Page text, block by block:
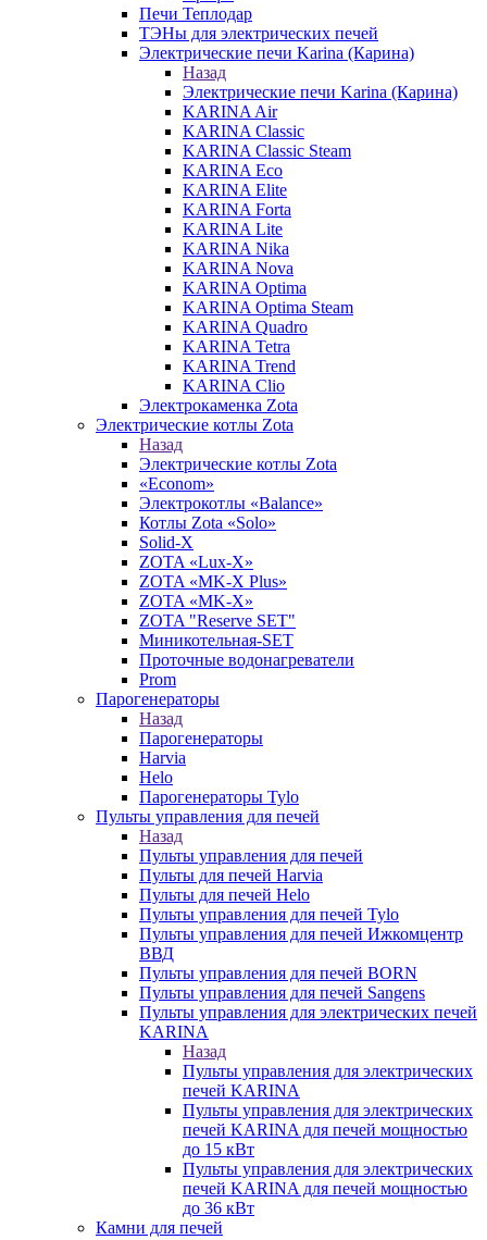
Печи Теплодар
ТЭНы для электрических печей
Электрические печи Karina (Карина)
Назад
Электрические печи Karina (Карина)
KARINA Air
KARINA Classic
KARINA Classic Steam
KARINA Eco
KARINA Elite
KARINA Forta
KARINA Lite
KARINA Nika
KARINA Nova
KARINA Optima
KARINA Optima Steam
KARINA Quadro
KARINA Tetra
KARINA Trend
KARINA Clio
Электрокаменка Zota
Электрические котлы Zota
Назад
Электрические котлы Zota
«Econom»
Электрокотлы «Balance»
Котлы Zota «Solo»
Solid-X
ZOTA «Lux-X»
ZOTA «MK-X Plus»
ZOTA «MK-X»
ZOTA "Reserve SET"
Миникотельная-SET
Проточные водонагреватели
Prom
Парогенераторы
Назад
Парогенераторы
Harvia
Helo
Парогенераторы Tylo
Пульты управления для печей
Назад
Пульты управления для печей
Пульты для печей Harvia
Пульты для печей Helo
Пульты управления для печей Tylo
Пульты управления для печей Ижкомцентр
ВВД
Пульты управления для печей BORN
Пульты управления для печей Sangens
Пульты управления для электрических печей
KARINA
Назад
Пульты управления для электрических
печей KARINA
Пульты управления для электрических
печей KARINA для печей мощностью
до 15 кВт
Пульты управления для электрических
печей KARINA для печей мощностью
до 36 кВт
Камни для печей